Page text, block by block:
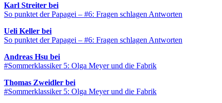
Karl Streiter bei
So punktet der Papagei – #6: Fragen schlagen Antworten
Ueli Keller bei
So punktet der Papagei – #6: Fragen schlagen Antworten
Andreas Hsu bei
#Sommerklassiker 5: Olga Meyer und die Fabrik
Thomas Zweidler bei
#Sommerklassiker 5: Olga Meyer und die Fabrik